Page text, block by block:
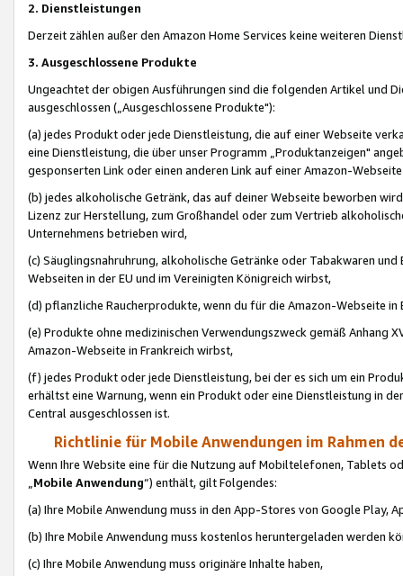
2. Dienstleistungen
Derzeit zählen außer den Amazon Home Services keine weiteren
3. Ausgeschlossene Produkte
Ungeachtet der obigen Ausführungen sind die folgenden Artikel und
ausgeschlossen („Ausgeschlossene Produkte"):
(a) jedes Produkt oder jede Dienstleistung, die auf einer Webseite
eine Dienstleistung, die über unser Programm „Produktanzeigen"
gesponserten Link oder einen anderen Link auf einer Amazon-
(b) jedes alkoholische Getränk, das auf deiner Webseite beworben
Lizenz zur Herstellung, zum Großhandel oder zum Vertrieb
Unternehmens betrieben wird,
(c) Säuglingsnahruhrung, alkoholische Getränke oder Tabakwaren
Webseiten in der EU und im Vereinigten Königreich wirbst,
(d) pflanzliche Raucherprodukte, wenn du für die Amazon-Webseite in
(e) Produkte ohne medizinischen Verwendungszweck gemäß Anhang
Amazon-Webseite in Frankreich wirbst,
(f) jedes Produkt oder jede Dienstleistung, bei der es sich um ein
erhältst eine Warnung, wenn ein Produkt oder eine Dienstleistung in
Central ausgeschlossen ist.
Richtlinie für Mobile Anwendungen im Rahmen
Wenn Ihre Website eine für die Nutzung auf Mobiltelefonen, Tablets
„Mobile Anwendung“) enthält, gilt Folgendes:
(a) Ihre Mobile Anwendung muss in den App-Stores von Google Play,
(b) Ihre Mobile Anwendung muss kostenlos heruntergeladen werden
(c) Ihre Mobile Anwendung muss originäre Inhalte haben,